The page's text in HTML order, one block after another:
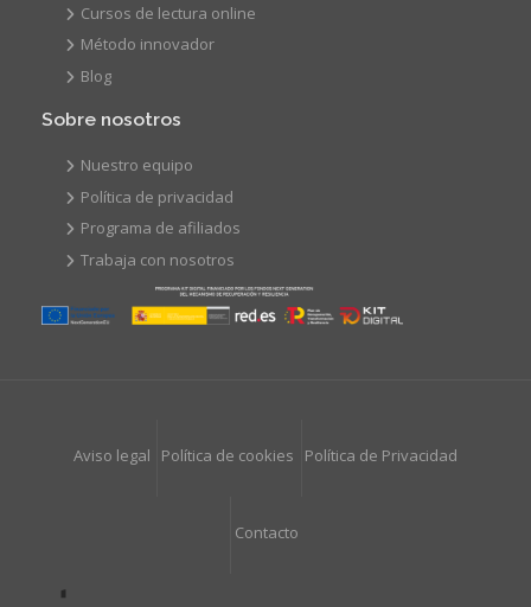
Cursos de lectura online
Método innovador
Blog
Sobre nosotros
Nuestro equipo
Política de privacidad
Programa de afiliados
Trabaja con nosotros
Aviso legal Política de cookies Política de Privacidad
Contacto